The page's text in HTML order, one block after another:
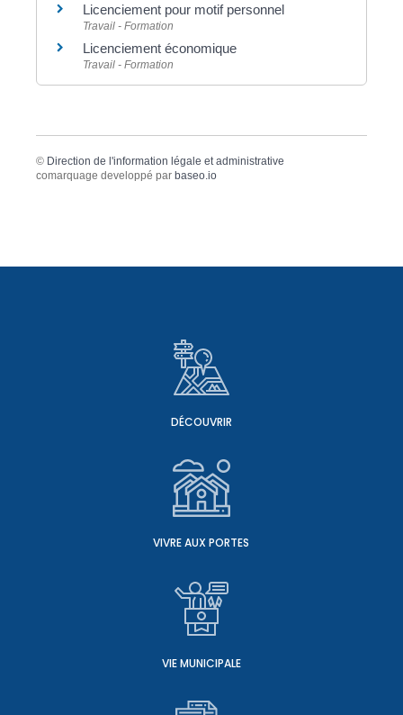
Licenciement pour motif personnel
Travail - Formation
Licenciement économique
Travail - Formation
© Direction de l'information légale et administrative
comarquage developpé par baseo.io
DÉCOUVRIR
VIVRE AUX PORTES
VIE MUNICIPALE